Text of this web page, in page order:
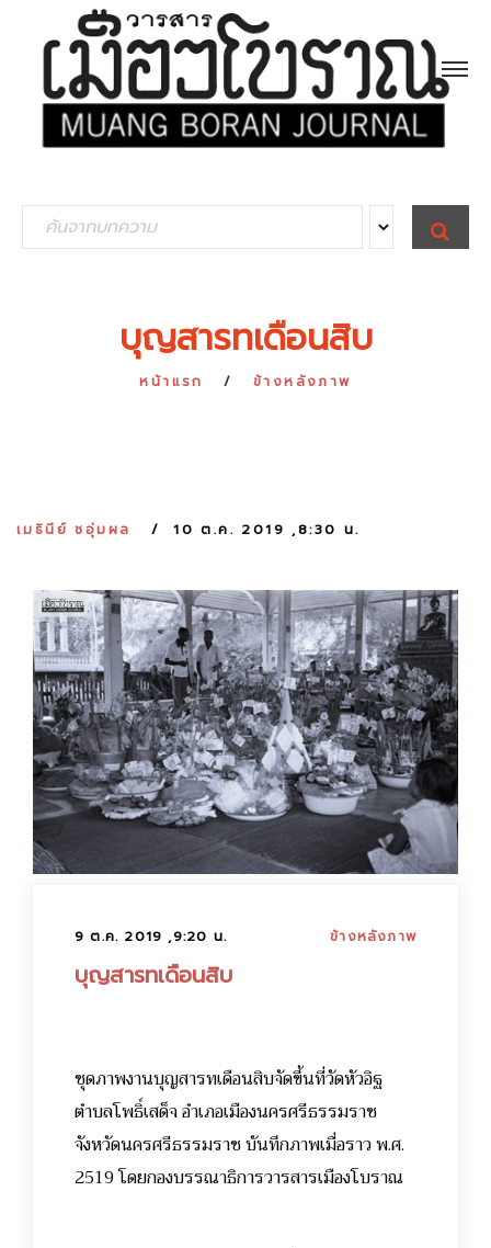
e
S
E
A
บุญสารทเดือนสิบ
หน้าแรก ข้างหลังภาพ
เมธินีย์ ชอุ่มผล 10 ต.ค. 2019 ,8:30 น.
9 ต.ค. 2019 ,9:20 น. ข้างหลังภาพ
บุญสารทเดือนสิบ
ชุดภาพงานบุญสารทเดือนสิบจัดขึ้นที่วัดหัวอิฐ
ตำบลโพธิ์เสด็จ อำเภอเมืองนครศรีธรรมราช
จังหวัดนครศรีธรรมราช บันทึกภาพเมื่อราว พ.ศ.
2519 โดยกองบรรณาธิการวารสารเมืองโบราณ